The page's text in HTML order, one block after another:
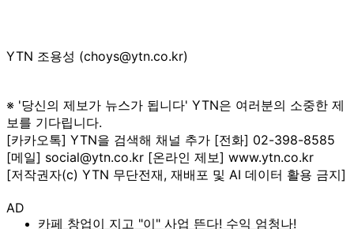
YTN 조용성 (choys@ytn.co.kr)
※ '당신의 제보가 뉴스가 됩니다' YTN은 여러분의 소중한 제
보를 기다립니다.
[카카오톡] YTN을 검색해 채널 추가 [전화] 02-398-8585
[메일] social@ytn.co.kr [온라인 제보] www.ytn.co.kr
[저작권자(c) YTN 무단전재, 재배포 및 AI 데이터 활용 금지]
AD